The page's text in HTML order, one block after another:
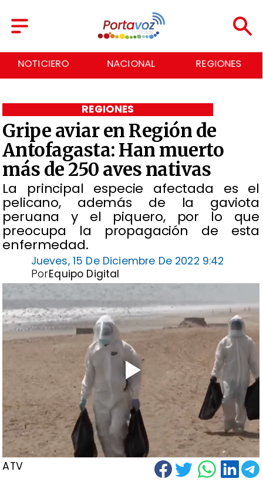
NACIONAL REGIONES ECONOMÍA
Gripe aviar en Región de
Antofagasta: Han muerto
más de 250 aves nativas
La principal especie afectada es el
pelicano, además de la gaviota
peruana y el piquero, por lo que
preocupa la propagación de esta
enfermedad.
REGIONES
Jueves, 15 De Diciembre De 2022 9:42
Equipo Digital
Por
ATV